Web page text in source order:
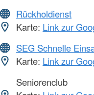
Rückholdienst
Karte: Link zur
SEG Schnelle
Karte: Link zur
Seniorenclub